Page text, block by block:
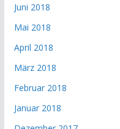
Juni 2018
Mai 2018
April 2018
März 2018
Februar 2018
Januar 2018